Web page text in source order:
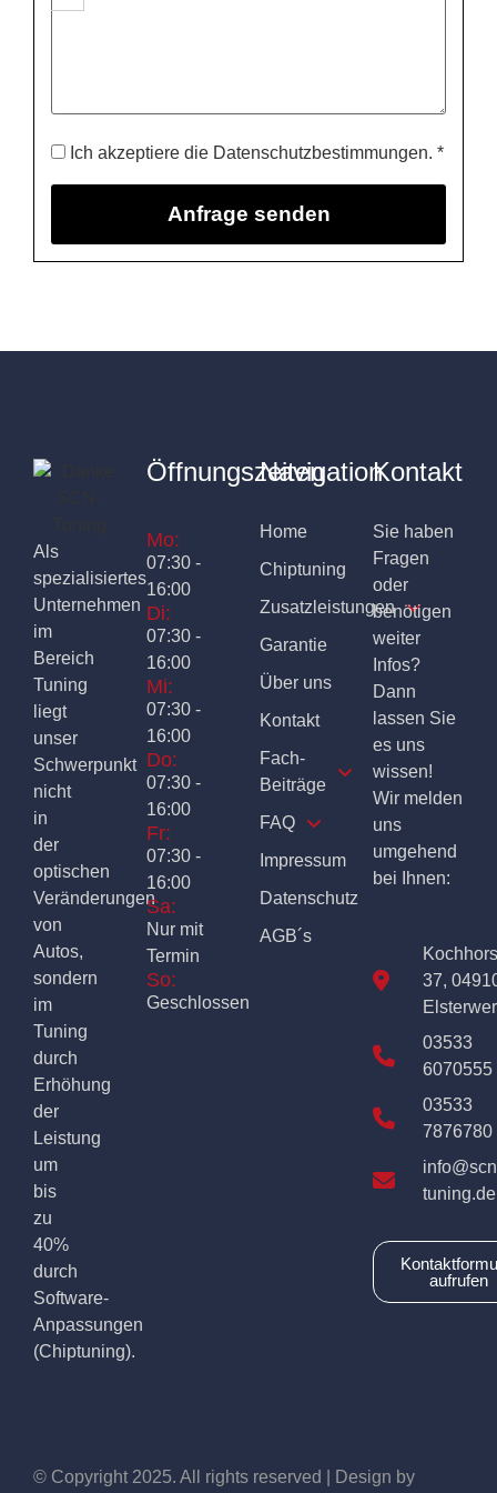
Ich akzeptiere die Datenschutzbestimmungen. *
Als
spezialisiertes
Unternehmen
im
Bereich
Tuning
liegt
unser
Schwerpunkt
nicht
in
der
optischen
Veränderungen
von
Autos,
sondern
im
Tuning
durch
Erhöhung
der
Leistung
um
bis
zu
40%
durch
Software-
Anpassungen
(Chiptuning).
Öffnungszeiten
Mo:
07:30 -
16:00
Di:
07:30 -
16:00
Mi:
07:30 -
16:00
Do:
07:30 -
16:00
Fr:
07:30 -
16:00
Sa:
Nur mit
Termin
So:
Geschlossen
Navigation
Home
Chiptuning
Zusatzleistungen
Garantie
Über uns
Kontakt
Fach-
Beiträge
FAQ
Impressum
Datenschutz
AGB´s
Kontakt
Sie haben
Fragen
oder
benötigen
weiter
Infos?
Dann
lassen Sie
es uns
wissen!
Wir melden
uns
umgehend
bei Ihnen:
37,
03533
6070555
03533
7876780
tuning.de
aufrufen
© Copyright 2025. All rights reserved | Design by